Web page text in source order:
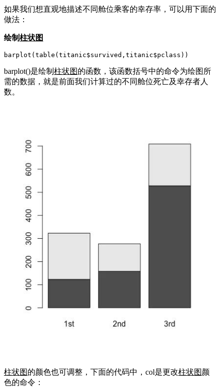
如果我们想直观地描述不同舱位乘客的幸存率，可以用下面的
做法：
绘制柱状图
barplot(table(titanic$survived,titanic$pclass))
barplot()是绘制 柱状图的函数，该函数括号中的命令为绘图所
需的数据，就是前面我们计算过的不同舱位死亡及幸存者人
数。
柱状图的颜色也可调整，下面的代码中，col是更改柱状图颜
色的命令：